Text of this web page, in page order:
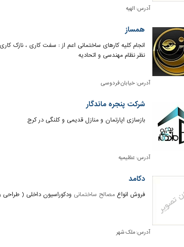
آدرس: الهیه
همساز
انجام کلیه کارهای ساختمانی اعم از : سفت کاری ، نازک
نظر نظام مهندسی و اتحادیه
آدرس:خیابان فردوسی
شرکت پنجره ماندگار
بازسازی اپارتمان و منازل قدیمی و کلنگی در کرج
آدرس: عظیمیه
دکامد
فروش انواع مصالح ساختمانی ودکوراسیون داخلی ( طراحی
آدرس:ملک شهر